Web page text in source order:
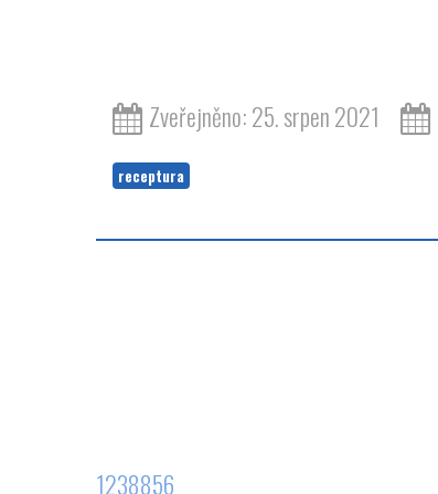
Zveřejněno: 25. srpen 2021
receptura
1238856